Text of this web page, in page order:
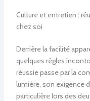
Culture et entretien :
chez soi
Derrière la facilité
quelques règles
réussie passe par la
lumière, son exigence
particulière lors des